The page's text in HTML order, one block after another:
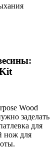
Wood
заделать
для
нож для